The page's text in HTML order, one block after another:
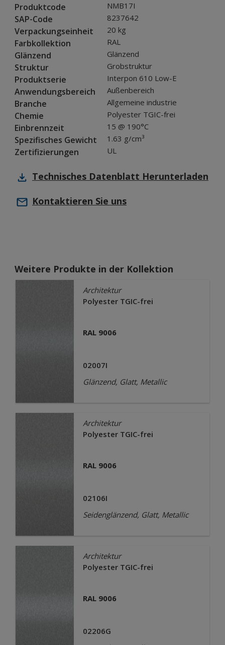
Produktcode NMB17I
SAP-Code 8237642
Verpackungseinheit 20 kg
Farbkollektion RAL
Glänzend Glänzend
Struktur Grobstruktur
Produktserie Interpon 610 Low-E
Anwendungsbereich Außenbereich
Branche Allgemeine industrie
Chemie Polyester TGIC-frei
Einbrennzeit 15 @ 190°C
Spezifisches Gewicht 1.63 g/cm³
Zertifizierungen UL
Technisches Datenblatt Herunterladen
Kontaktieren Sie uns
Weitere Produkte in der Kollektion
Architektur
Polyester TGIC-frei
RAL 9006
02007I
Glänzend, Glatt, Metallic
Architektur
Polyester TGIC-frei
RAL 9006
02106I
Seidenglänzend, Glatt, Metallic
Architektur
Polyester TGIC-frei
RAL 9006
02206G